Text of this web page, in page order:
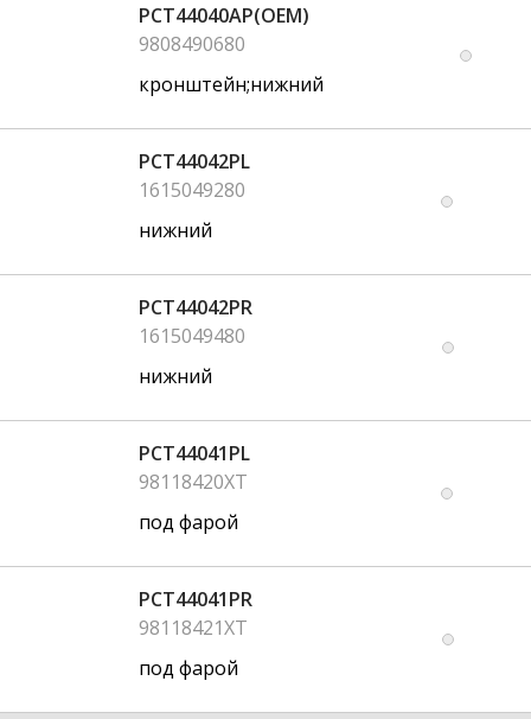
PCT44040AP(OEM)
9808490680
кронштейн;нижний
PCT44042PL
1615049280
нижний
PCT44042PR
1615049480
нижний
PCT44041PL
98118420XT
под фарой
PCT44041PR
98118421XT
под фарой